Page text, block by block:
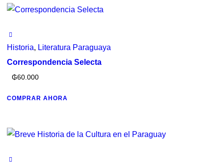
Historia, Literatura Paraguaya
Correspondencia Selecta
₲60.000
COMPRAR AHORA